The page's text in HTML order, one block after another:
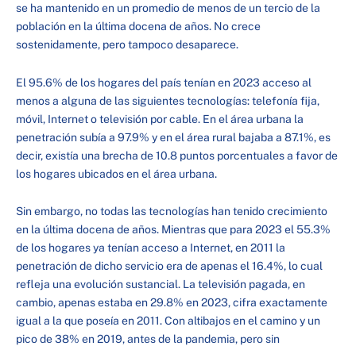
se ha mantenido en un promedio de menos de un tercio de la
población en la última docena de años. No crece
sostenidamente, pero tampoco desaparece.
El 95.6% de los hogares del país tenían en 2023 acceso al
menos a alguna de las siguientes tecnologías: telefonía fija,
móvil, Internet o televisión por cable. En el área urbana la
penetración subía a 97.9% y en el área rural bajaba a 87.1%, es
decir, existía una brecha de 10.8 puntos porcentuales a favor de
los hogares ubicados en el área urbana.
Sin embargo, no todas las tecnologías han tenido crecimiento
en la última docena de años. Mientras que para 2023 el 55.3%
de los hogares ya tenían acceso a Internet, en 2011 la
penetración de dicho servicio era de apenas el 16.4%, lo cual
refleja una evolución sustancial. La televisión pagada, en
cambio, apenas estaba en 29.8% en 2023, cifra exactamente
igual a la que poseía en 2011. Con altibajos en el camino y un
pico de 38% en 2019, antes de la pandemia, pero sin